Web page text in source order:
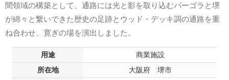
間領域の構築として、通路には光と影を取り込むパーゴラと堺
が綿々と繋いできた歴史の足跡とウッド・デッキ調の通路を重
ね合わせ、寛ぎの場を演出しました。
用途
商業施設
所在地
大阪府 堺市